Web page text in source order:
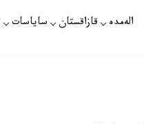
الەمدە قازاقستان ساياسات